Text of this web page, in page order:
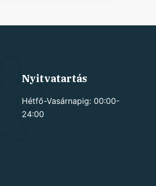
Nyitvatartás
Hétfő-Vasárnapig: 00:00-
24:00